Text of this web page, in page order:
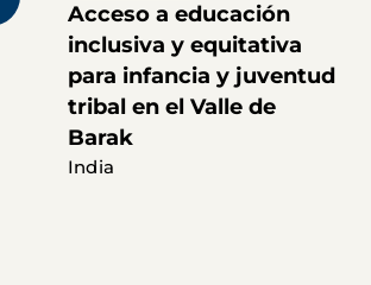
Acceso a educación
inclusiva y equitativa
para infancia y juventud
tribal en el Valle de
Barak
India